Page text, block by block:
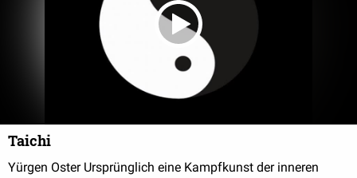
Taichi
Yürgen Oster Ursprünglich eine Kampfkunst der inneren